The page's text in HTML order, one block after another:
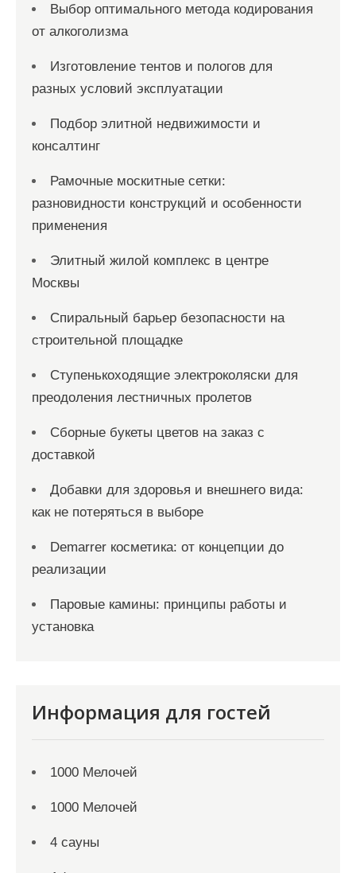
Выбор оптимального метода кодирования
от алкоголизма
Изготовление тентов и пологов для
разных условий эксплуатации
Подбор элитной недвижимости и
консалтинг
Рамочные москитные сетки:
разновидности конструкций и особенности
применения
Элитный жилой комплекс в центре
Москвы
Спиральный барьер безопасности на
строительной площадке
Ступенькоходящие электроколяски для
преодоления лестничных пролетов
Сборные букеты цветов на заказ с
доставкой
Добавки для здоровья и внешнего вида:
как не потеряться в выборе
Demarrer косметика: от концепции до
реализации
Паровые камины: принципы работы и
установка
Информация для гостей
1000 Мелочей
1000 Мелочей
4 сауны